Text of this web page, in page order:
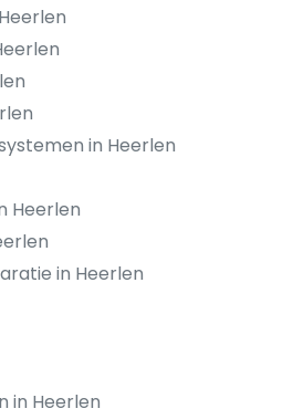
in Heerlen
Heerlen
in Heerlen
in Heerlen